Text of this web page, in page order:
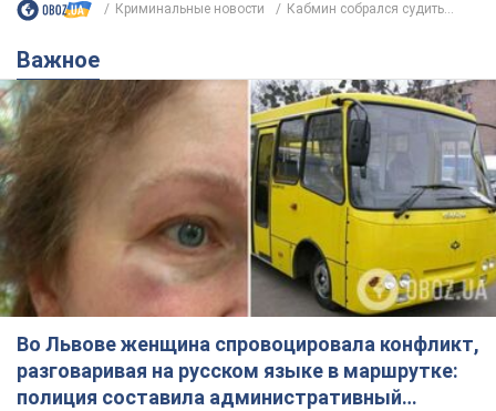
Криминальные новости Кабмин собрался судить...
Важное
Во Львове женщина спровоцировала конфликт,
разговаривая на русском языке в маршрутке:
полиция составила административный